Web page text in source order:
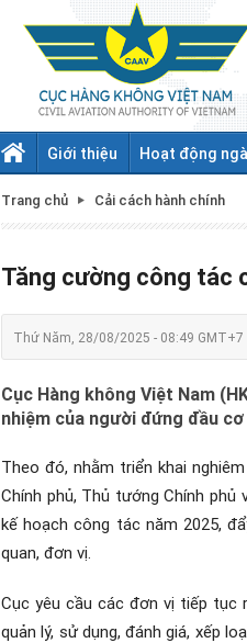
Giới thiệu Hoạt động
Trang chủ Cải cách hành chính
Tăng cường công tác
Thứ Năm, 28/08/2025 - 08:49 GMT+7
Cục Hàng không Việt Nam
nhiệm của người đứng đầu
Theo đó, nhằm triển khai
Chính phủ, Thủ tướng Chính
kế hoạch công tác năm 2025,
quan, đơn vị.
Cục yêu cầu các đơn vị tiếp tục
quản lý, sử dụng, đánh giá, xếp